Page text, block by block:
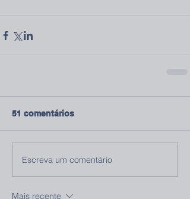
51 comentários
Escreva um comentário
Mais recente